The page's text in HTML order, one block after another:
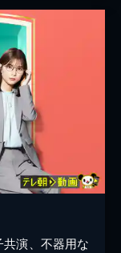
演、不器用な